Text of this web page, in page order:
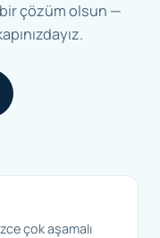
çözüm olsun —
çok aşamalı